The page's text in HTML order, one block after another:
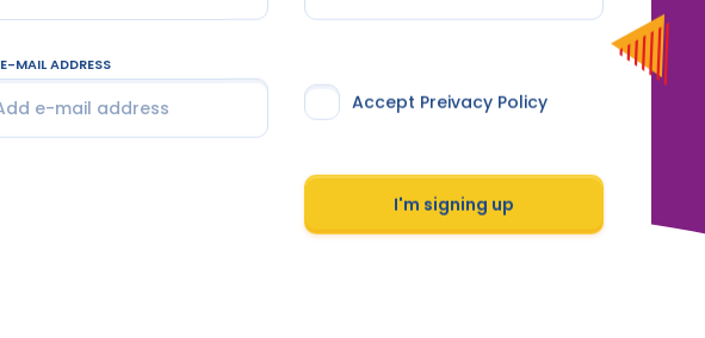
E-MAIL ADDRESS
Accept Preivacy Policy
I'm signing up